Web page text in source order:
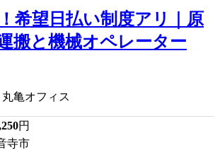
希望日払い制度アリ｜原
搬と機械オペレーター
亀オフィス
円
寺市